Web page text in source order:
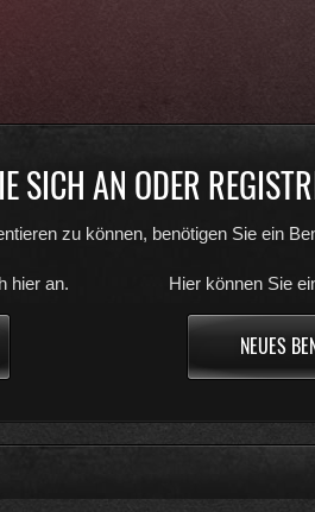
SICH AN ODER
zu können, benötigen Sie ein
hier an. Hier können Sie
NEUES